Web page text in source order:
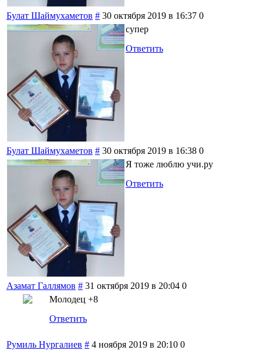
Булат Шаймухаметов # 30 октября 2019 в 16:37 0
супер
Ответить
Булат Шаймухаметов # 30 октября 2019 в 16:38 0
Я тоже люблю учи.ру
Ответить
Азамат Галлямов # 31 октября 2019 в 20:04 0
Молодец +8
Ответить
Румиль Нургалиев # 4 ноября 2019 в 20:10 0